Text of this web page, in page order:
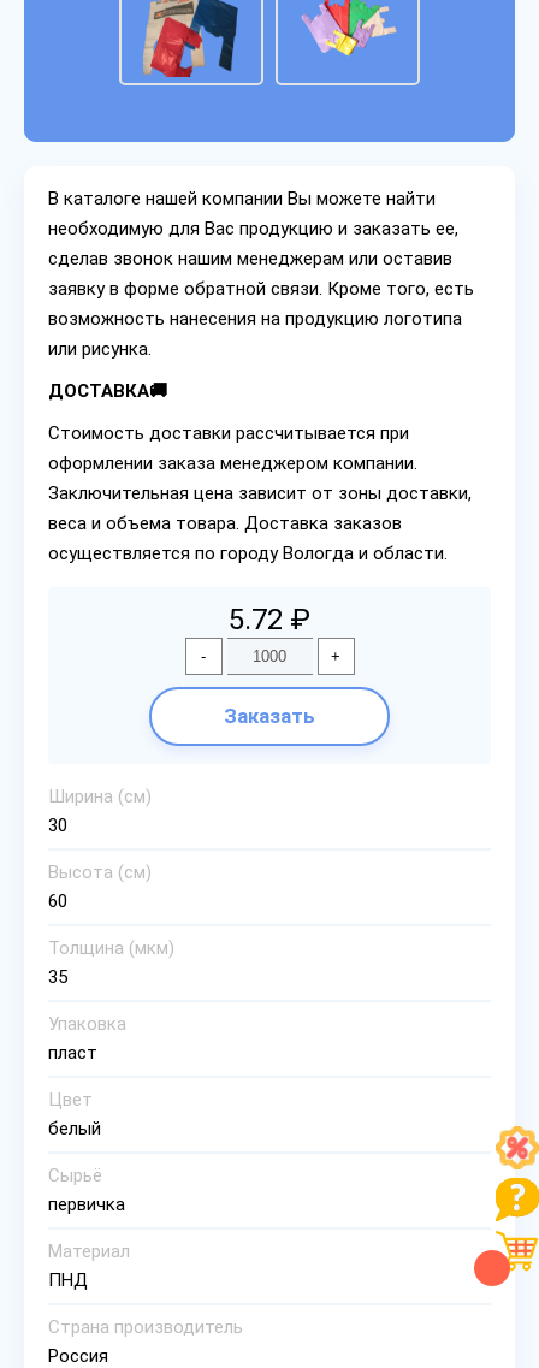
В каталоге нашей компании Вы можете найти
необходимую для Вас продукцию и заказать ее,
сделав звонок нашим менеджерам или оставив
заявку в форме обратной связи. Кроме того, есть
возможность нанесения на продукцию логотипа
или рисунка.
ДОСТАВКА🚚
Стоимость доставки рассчитывается при
оформлении заказа менеджером компании.
Заключительная цена зависит от зоны доставки,
веса и объема товара. Доставка заказов
осуществляется по городу Вологда и области.
5.72 ₽
- +
Заказать
Ширина (см)
30
Высота (см)
60
Толщина (мкм)
35
Упаковка
пласт
Цвет
белый
Сырьё
первичка
Материал
ПНД
Страна производитель
Россия